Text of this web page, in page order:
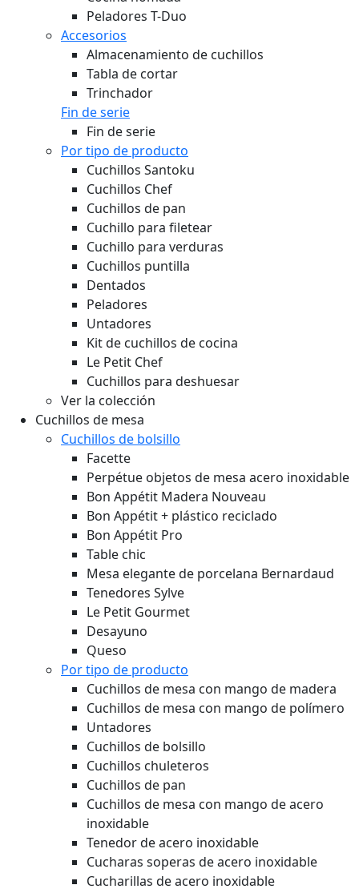
Peladores T-Duo
Accesorios
Almacenamiento de cuchillos
Tabla de cortar
Trinchador
Fin de serie
Fin de serie
Por tipo de producto
Cuchillos Santoku
Cuchillos Chef
Cuchillos de pan
Cuchillo para filetear
Cuchillo para verduras
Cuchillos puntilla
Dentados
Peladores
Untadores
Kit de cuchillos de cocina
Le Petit Chef
Cuchillos para deshuesar
Ver la colección
Cuchillos de mesa
Cuchillos de bolsillo
Facette
Perpétue objetos de mesa acero inoxidable
Bon Appétit Madera Nouveau
Bon Appétit + plástico reciclado
Bon Appétit Pro
Table chic
Mesa elegante de porcelana Bernardaud
Tenedores Sylve
Le Petit Gourmet
Desayuno
Queso
Por tipo de producto
Cuchillos de mesa con mango de madera
Cuchillos de mesa con mango de polímero
Untadores
Cuchillos de bolsillo
Cuchillos chuleteros
Cuchillos de pan
Cuchillos de mesa con mango de acero
inoxidable
Tenedor de acero inoxidable
Cucharas soperas de acero inoxidable
Cucharillas de acero inoxidable